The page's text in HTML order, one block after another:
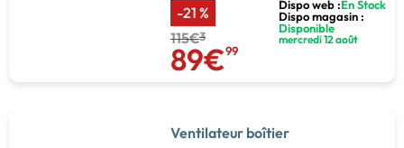
-21 %
115€3
89€99
Dispo web :En Stock
Dispo magasin :
Disponible
mercredi 12 août
Ventilateur boîtier